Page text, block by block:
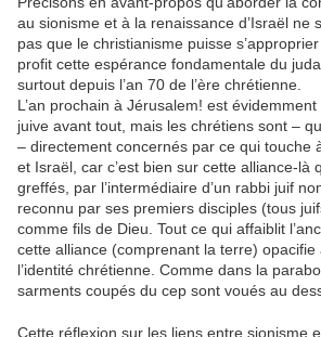
au sionisme et à la renaissance d’Israël ne
pas que le christianisme puisse
profit cette espérance fondamentale du
surtout depuis l’an 70 de l’ère chrétienne.
L’an prochain à Jérusalem! est
juive avant tout, mais les chrétiens sont –
– directement concernés par ce qui touche
et Israël, car c’est bien sur cette alliance-là
greffés, par l’intermédiaire d’un rabbi juif
reconnu par ses premiers disciples (tous
comme fils de Dieu. Tout ce qui affaiblit
cette alliance (comprenant la terre)
l’identité chrétienne. Comme dans la
sarments coupés du cep sont voués au
Cette réflexion sur les liens entre sionisme